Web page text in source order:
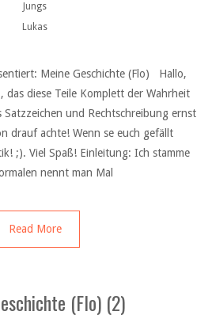
Jungs
Lukas
Meine Geschichte (Flo) Hallo,
das diese Teile Komplett der Wahrheit
und Rechtschreibung ernst
drauf achte! Wenn se euch gefällt
;). Viel Spaß! Einleitung: Ich stamme
nennt man Mal
Read More
(Flo) (2)